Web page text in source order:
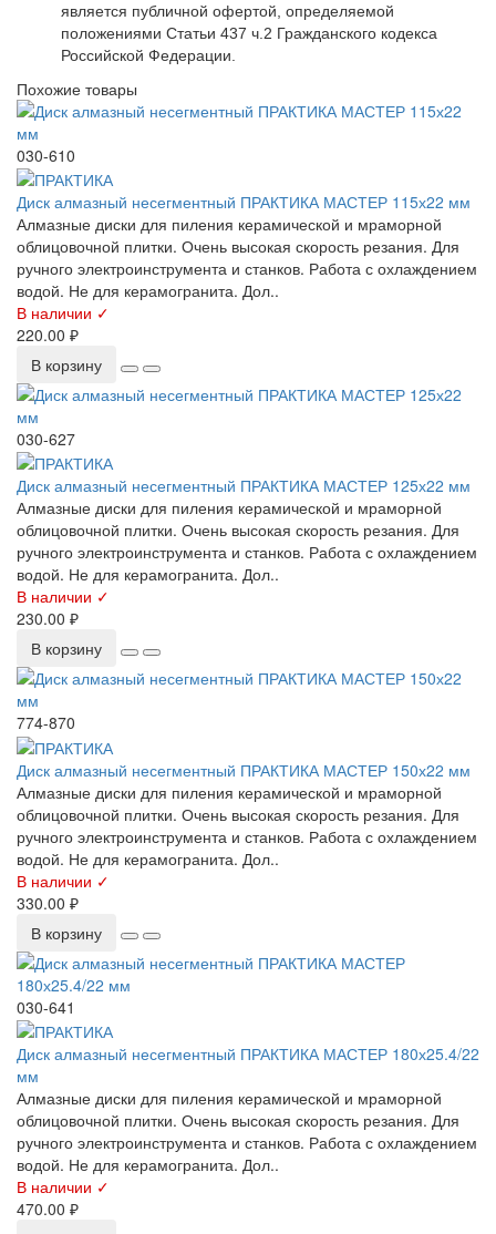
является публичной офертой, определяемой
положениями Статьи 437 ч.2 Гражданского кодекса
Российской Федерации.
Похожие товары
030-610
Диск алмазный несегментный ПРАКТИКА МАСТЕР 115х22 мм
Алмазные диски для пиления керамической и мраморной
облицовочной плитки. Очень высокая скорость резания. Для
ручного электроинструмента и станков. Работа с охлаждением
водой. Не для керамогранита. Дол..
В наличии ✓
220.00 ₽
В корзину
030-627
Диск алмазный несегментный ПРАКТИКА МАСТЕР 125х22 мм
Алмазные диски для пиления керамической и мраморной
облицовочной плитки. Очень высокая скорость резания. Для
ручного электроинструмента и станков. Работа с охлаждением
водой. Не для керамогранита. Дол..
В наличии ✓
230.00 ₽
В корзину
774-870
Диск алмазный несегментный ПРАКТИКА МАСТЕР 150х22 мм
Алмазные диски для пиления керамической и мраморной
облицовочной плитки. Очень высокая скорость резания. Для
ручного электроинструмента и станков. Работа с охлаждением
водой. Не для керамогранита. Дол..
В наличии ✓
330.00 ₽
В корзину
030-641
Диск алмазный несегментный ПРАКТИКА МАСТЕР 180х25.4/22
мм
Алмазные диски для пиления керамической и мраморной
облицовочной плитки. Очень высокая скорость резания. Для
ручного электроинструмента и станков. Работа с охлаждением
водой. Не для керамогранита. Дол..
В наличии ✓
470.00 ₽